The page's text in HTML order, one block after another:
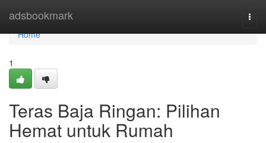
adsbookmark
Home
Home
1
Teras Baja Ringan: Pilihan
Hemat untuk Rumah